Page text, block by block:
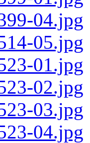
04.jpg
05.jpg
01.jpg
02.jpg
03.jpg
04.jpg